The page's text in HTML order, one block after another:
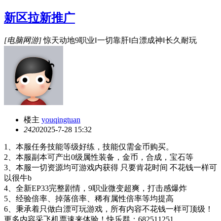
新区拉新推广
[电脑网游]惊天动地9职业‖一切靠肝‖白漂成神‖长久耐玩
楼主 youqingtuan
24202025-7-28 15:32
1、本服任务技能等级好练，技能仅需金币购买。
2、本服副本可产出0级属性装备，金币，合成，宝石等
3、本服一切资源均可游戏内获得 只要肯花时间 不花钱一样可
以很牛b
4、全新EP33完整剧情，9职业微变超爽，打击感爆炸
5、经验倍率、掉落倍率、稀有属性倍率等均提高
6、秉承着只做白漂可玩游戏，所有内容不花钱一样可顶级！
更多内容采飞机票速来体验！快乐群：682511251